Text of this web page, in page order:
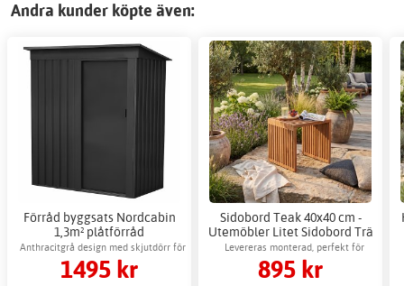
Andra kunder köpte även:
Förråd byggsats Nordcabin
1,3m² plåtförråd
utomhusförvaring
Anthracitgrå design med skjutdörr för
enkel åtkomst
1495 kr
Sidobord Teak 40x40 cm -
Utemöbler Litet Sidobord Trä
Levereras monterad, perfekt för
trädgården
895 kr